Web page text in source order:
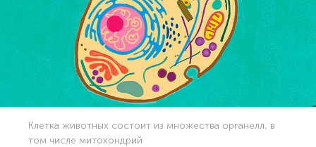
Клетка животных состоит из множества органелл, в
том числе митохондрий